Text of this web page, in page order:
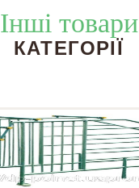
Інші товари
КАТЕГОРІЇ